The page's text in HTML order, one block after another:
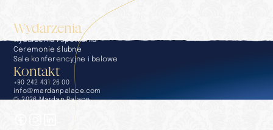
Wydarzenia
Wydarzenia i spotkania
Ceremonie ślubne
Sale konferencyjne i balowe
Kontakt
+90 242 431 26 00
info@mardanpalace.com
© 2026 Mardan Palace